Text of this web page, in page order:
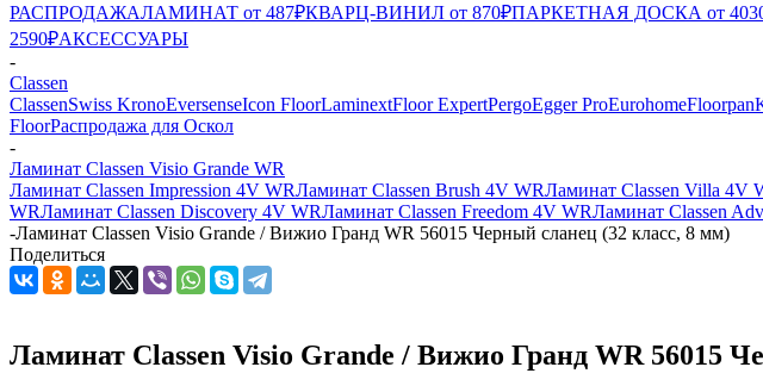
РАСПРОДАЖАЛАМИНАТ от 487₽КВАРЦ-ВИНИЛ от 870₽ПАРКЕТНАЯ ДОСКА от
2590₽АКСЕССУАРЫ
-
Classen
ClassenSwiss KronoEversenseIcon FloorLaminextFloor ExpertPergoEgger ProEurohomeFloorpan
FloorРаспродажа для Оскол
-
Ламинат Classen Visio Grande WR
Ламинат Classen Impression 4V WRЛаминат Classen Brush 4V WRЛаминат Classen Villa 4V
WRЛаминат Classen Discovery 4V WRЛаминат Classen Freedom 4V WRЛаминат Classen
-Ламинат Classen Visio Grande / Вижио Гранд WR 56015 Черный сланец (32 класс, 8 мм)
Поделиться
Ламинат Classen Visio Grande / Вижио Гранд WR 56015